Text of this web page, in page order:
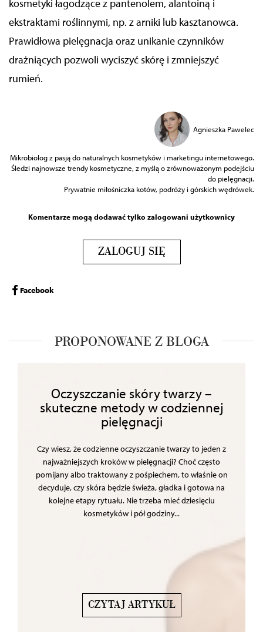
kosmetyki łagodzące z pantenolem, alantoiną i
ekstraktami roślinnymi, np. z arniki lub kasztanowca.
Prawidłowa pielęgnacja oraz unikanie czynników
drażniących pozwoli wyciszyć skórę i zmniejszyć
rumień.
Agnieszka Pawelec
Mikrobiolog z pasją do naturalnych kosmetyków i marketingu internetowego.
Śledzi najnowsze trendy kosmetyczne, z myślą o zrównoważonym podejściu
do pielęgnacji.
Prywatnie miłośniczka kotów, podróży i górskich wędrówek.
Komentarze mogą dodawać tylko zalogowani użytkownicy
ZALOGUJ SIĘ
Facebook
PROPONOWANE Z BLOGA
Oczyszczanie skóry twarzy –
skuteczne metody w codziennej
pielęgnacji
Czy wiesz, że codzienne oczyszczanie twarzy to jeden z
najważniejszych kroków w pielęgnacji? Choć często
pomijany albo traktowany z pośpiechem, to właśnie on
decyduje, czy skóra będzie świeża, gładka i gotowa na
kolejne etapy rytuału. Nie trzeba mieć dziesięciu
kosmetyków i pół godziny...
CZYTAJ ARTYKUŁ